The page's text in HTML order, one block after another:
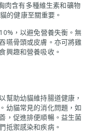
肉含有多種維生素和礦物
的健康至關重要。
，以避免營養失衡。無
嚥骨頭或皮膚。亦可將雞
興趣和營養吸收。
幫助幼貓維持腸道健康，
幼貓常見的消化問題，如
，促進排便順暢。益生菌
抵禦感染和疾病。